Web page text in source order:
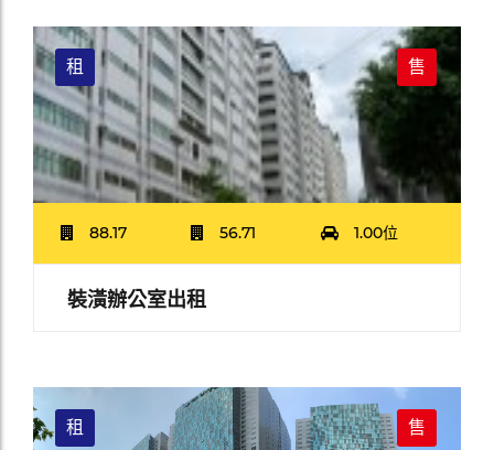
售
租
88.17 56.71 1.00位
裝潢辦公室出租
售
租